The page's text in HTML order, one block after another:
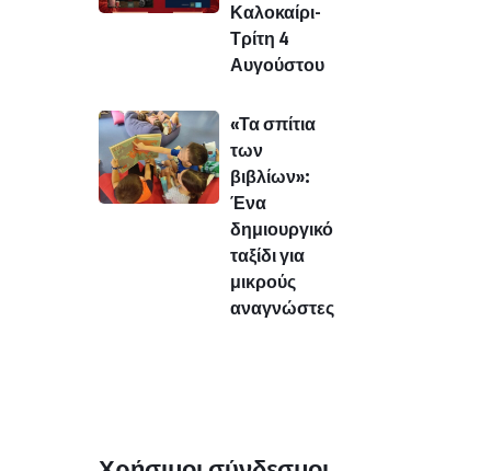
Καλοκαίρι-
Τρίτη 4
Αυγούστου
«Τα σπίτια
των
βιβλίων»:
Ένα
δημιουργικό
ταξίδι για
μικρούς
αναγνώστες